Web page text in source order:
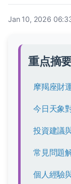
Jan 10, 2026
重点摘
摩羯座財
今日天象
投資建議
常見問題
個人經驗